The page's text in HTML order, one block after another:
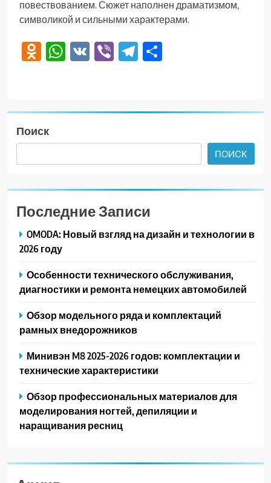
повествованием. Сюжет наполнен драматизмом,
символикой и сильными характерами.
Odnoklassniki
WhatsApp
VK ViberTelegram
Поиск
ПОИСК
Последние Записи
OMODA: Новый взгляд на дизайн и технологии в
2026 году
Особенности технического обслуживания,
диагностики и ремонта немецких автомобилей
Обзор модельного ряда и комплектаций
рамных внедорожников
Минивэн M8 2025-2026 годов: комплектации и
технические характеристики
Обзор профессиональных материалов для
моделирования ногтей, депиляции и
наращивания ресниц